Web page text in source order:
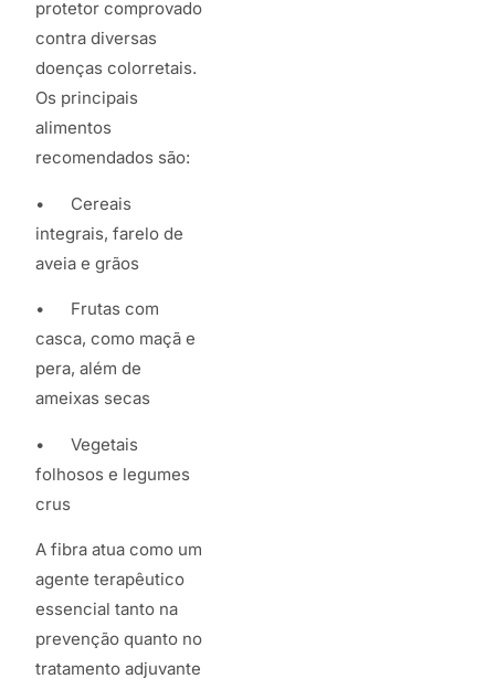
protetor comprovado
contra diversas
doenças colorretais.
Os principais
alimentos
recomendados são:
• Cereais
integrais, farelo de
aveia e grãos
• Frutas com
casca, como maçã e
pera, além de
ameixas secas
• Vegetais
folhosos e legumes
crus
A fibra atua como um
agente terapêutico
essencial tanto na
prevenção quanto no
tratamento adjuvante